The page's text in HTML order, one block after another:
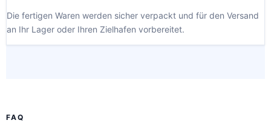
Die fertigen Waren werden sicher verpackt und für den Versand
an Ihr Lager oder Ihren Zielhafen vorbereitet.
FAQ